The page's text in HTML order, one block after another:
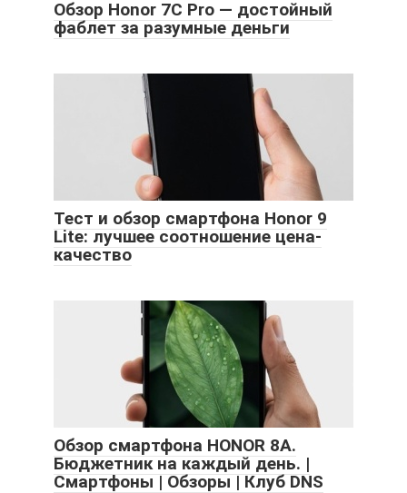
Обзор Honor 7C Pro — достойный
фаблет за разумные деньги
Тест и обзор смартфона Honor 9
Lite: лучшее соотношение цена-
качество
Обзор смартфона HONOR 8A.
Бюджетник на каждый день. |
Смартфоны | Обзоры | Клуб DNS